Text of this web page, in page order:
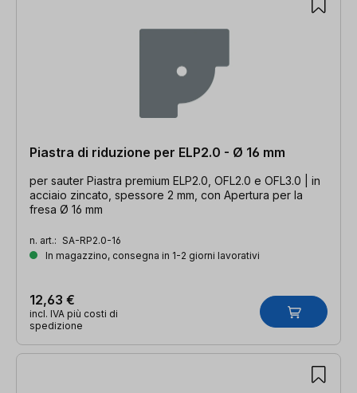
Piastra di riduzione per ELP2.0 - Ø 16 mm
per sauter Piastra premium ELP2.0, OFL2.0 e OFL3.0 | in
acciaio zincato, spessore 2 mm, con Apertura per la
fresa Ø 16 mm
n. art.: SA-RP2.0-16
In magazzino, consegna in 1-2 giorni lavorativi
12,63 €
incl. IVA più costi di
spedizione